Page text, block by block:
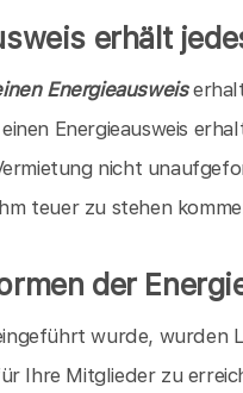
erhält
Energieausweis
Energieausweis
nicht
teuer zu stehen
der
wurde, wurden
Ihre Mitglieder zu